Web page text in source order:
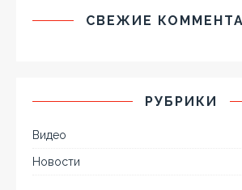
СВЕЖИЕ
РУБРИКИ
Видео
Новости